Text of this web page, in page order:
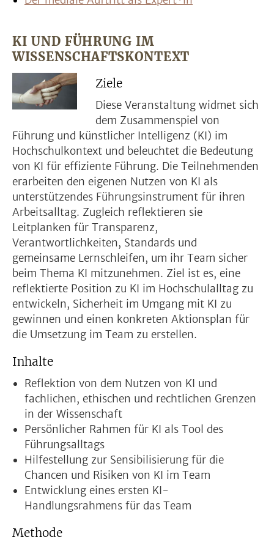
KI UND FÜHRUNG IM
WISSENSCHAFTSKONTEXT
Ziele
Diese Veranstaltung widmet sich
dem Zusammenspiel von
Führung und künstlicher Intelligenz (KI) im
Hochschulkontext und beleuchtet die Bedeutung
von KI für effiziente Führung. Die Teilnehmenden
erarbeiten den eigenen Nutzen von KI als
unterstützendes Führungsinstrument für ihren
Arbeitsalltag. Zugleich reflektieren sie
Leitplanken für Transparenz,
Verantwortlichkeiten, Standards und
gemeinsame Lernschleifen, um ihr Team sicher
beim Thema KI mitzunehmen. Ziel ist es, eine
reflektierte Position zu KI im Hochschulalltag zu
entwickeln, Sicherheit im Umgang mit KI zu
gewinnen und einen konkreten Aktionsplan für
die Umsetzung im Team zu erstellen.
Inhalte
Reflektion von dem Nutzen von KI und
fachlichen, ethischen und rechtlichen Grenzen
in der Wissenschaft
Persönlicher Rahmen für KI als Tool des
Führungsalltags
Hilfestellung zur Sensibilisierung für die
Chancen und Risiken von KI im Team
Entwicklung eines ersten KI-
Handlungsrahmens für das Team
Methode